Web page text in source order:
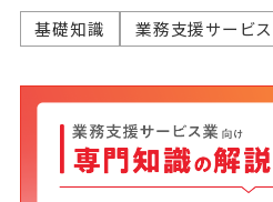
基礎知識 業務支援サービス